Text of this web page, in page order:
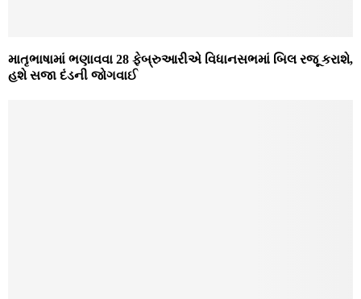
માતૃભાષામાં ભણાવવા 28 ફેબ્રુઆરીએ વિધાનસભમાં બિલ રજૂ કરાશે,
હશે સજા દંડની જોગવાઈ